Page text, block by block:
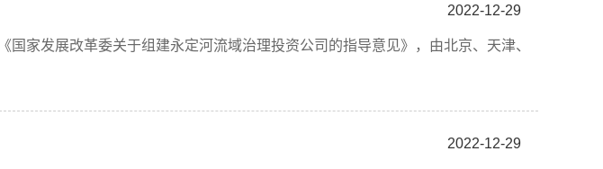
2022-12-29
家发展改革委关于组建永定河流域治理投资公司的指导意见》，由北京、天津、
2022-12-29